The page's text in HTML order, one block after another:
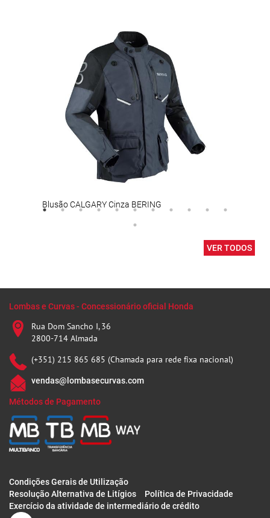
Blusão CALGARY Cinza BERING
VER TODOS
Lombas e Curvas - Concessionário oficial Honda
Rua Dom Sancho I, 36
2800-714 Almada
(+351) 215 865 685 (Chamada para rede fixa nacional)
vendas@lombasecurvas.com
Métodos de Pagamento
Condições Gerais de Utilização
Resolução Alternativa de Litígios
Política de Privacidade
Exercício da atividade de intermediário de crédito